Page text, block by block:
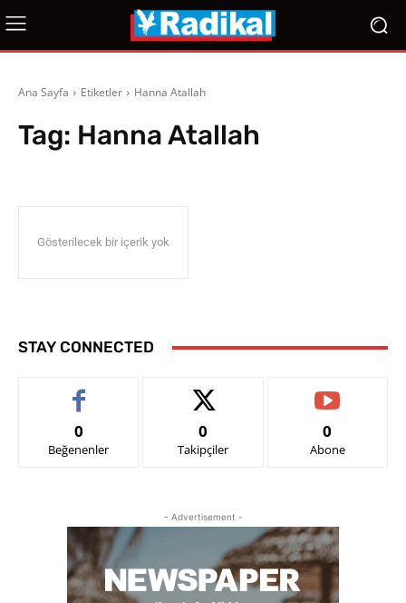
Ana Sayfa Etiketler Hanna Atallah
Tag: Hanna Atallah
Gösterilecek bir içerik yok
STAY CONNECTED
0
Beğenenler
0
Takipçiler
0
Abone
- Advertisement -